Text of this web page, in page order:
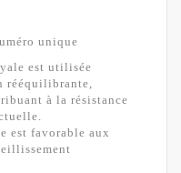
unique
est utilisée
rééquilibrante,
à la résistance
est favorable aux